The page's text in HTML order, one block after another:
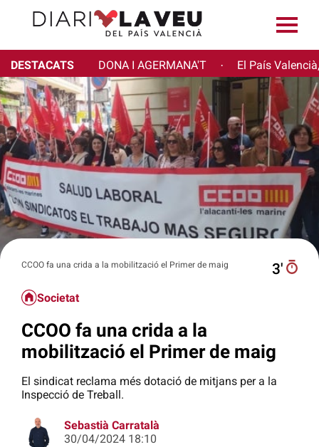
DESTACATS DONA I AGERMANA'T · El País
CCOO fa una crida a la mobilització el Primer de maig 3′
Societat
CCOO fa una crida a la
mobilització el Primer de maig
El sindicat reclama més dotació de mitjans per a la
Inspecció de Treball.
Sebastià Carratalà
30/04/2024 18:10